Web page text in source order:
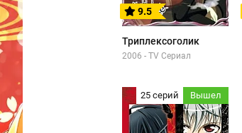
9.5
Триплексоголик
2006 - TV Сериал
25 серий Вышел